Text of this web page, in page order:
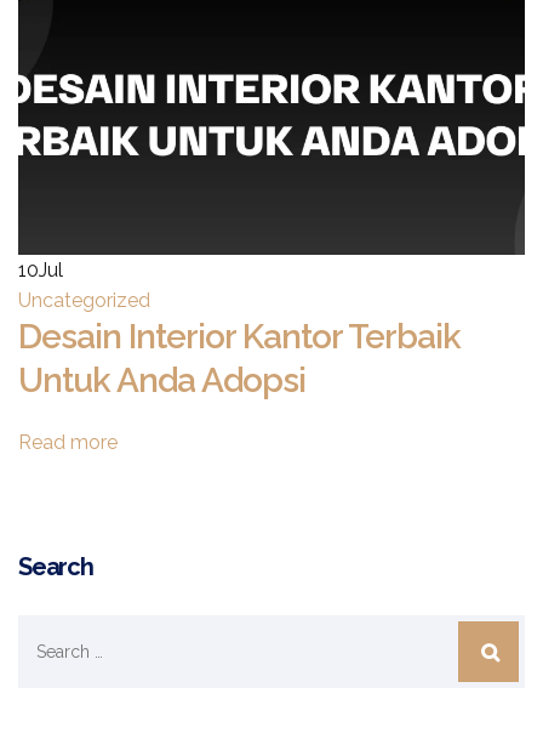
10Jul
Uncategorized
Desain Interior Kantor Terbaik
Untuk Anda Adopsi
Read more
Search